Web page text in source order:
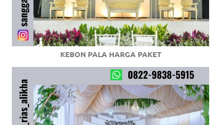
KEBON PALA HARGA PAKET